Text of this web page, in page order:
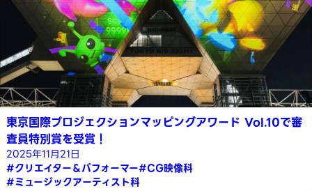
東京国際プロジェクションマッピングアワード Vol.10で審
査員特別賞を受賞！
2025年11月21日
#クリエイター＆パフォーマー#CG映像科
#ミュージックアーティスト科